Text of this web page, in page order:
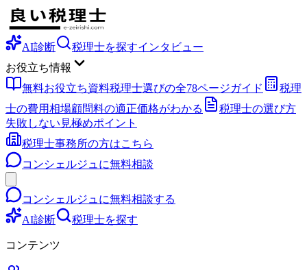
AI診断 税理士を探すインタビュー
お役立ち情報
無料お役立ち資料税理士選びの全78ページガイド
税理
士の費用相場顧問料の適正価格がわかる
税理士の選び方
失敗しない見極めポイント
税理士事務所の方はこちら
コンシェルジュに無料相談
コンシェルジュに無料相談する
AI診断
税理士を探す
コンテンツ